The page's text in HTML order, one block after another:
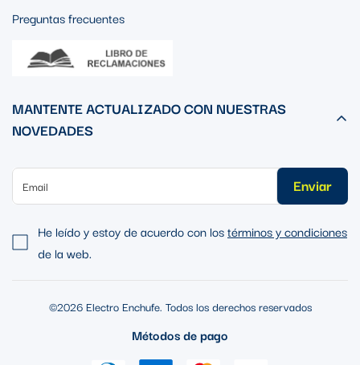
Preguntas frecuentes
MANTENTE ACTUALIZADO CON NUESTRAS
NOVEDADES
Enviar
He leído y estoy de acuerdo con lostérminos y condiciones
de la web.
©2026 Electro Enchufe. Todos los derechos reservados
Métodos de pago